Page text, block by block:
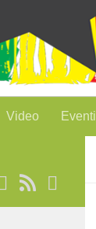
Video Eventi